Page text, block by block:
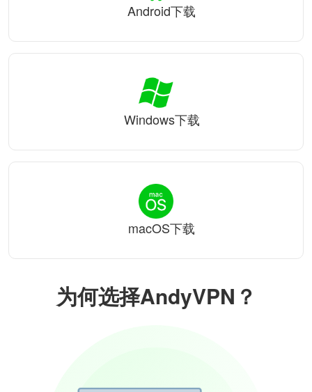
为何选择AndyVPN？
Android下载
Windows下载
macOS下载